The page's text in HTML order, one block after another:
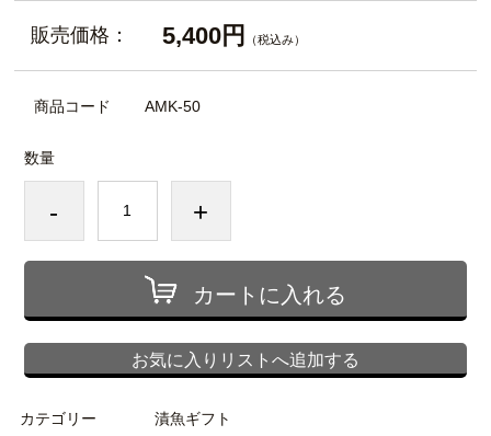
販売価格： 5,400円 （税込み）
商品コード AMK-50
数量
- +
カートに入れる
お気に入りリストへ追加する
カテゴリー 漬魚ギフト